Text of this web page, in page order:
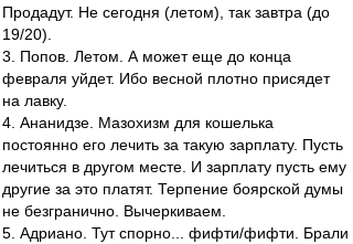
Продадут. Не сегодня (летом), так завтра (до
19/20).
3. Попов. Летом. А может еще до конца
февраля уйдет. Ибо весной плотно присядет
на лавку.
4. Ананидзе. Мазохизм для кошелька
постоянно его лечить за такую зарплату. Пусть
лечиться в другом месте. И зарплату пусть ему
другие за это платят. Терпение боярской думы
не безгранично. Вычеркиваем.
5. Адриано. Тут спорно... фифти/фифти. Брали